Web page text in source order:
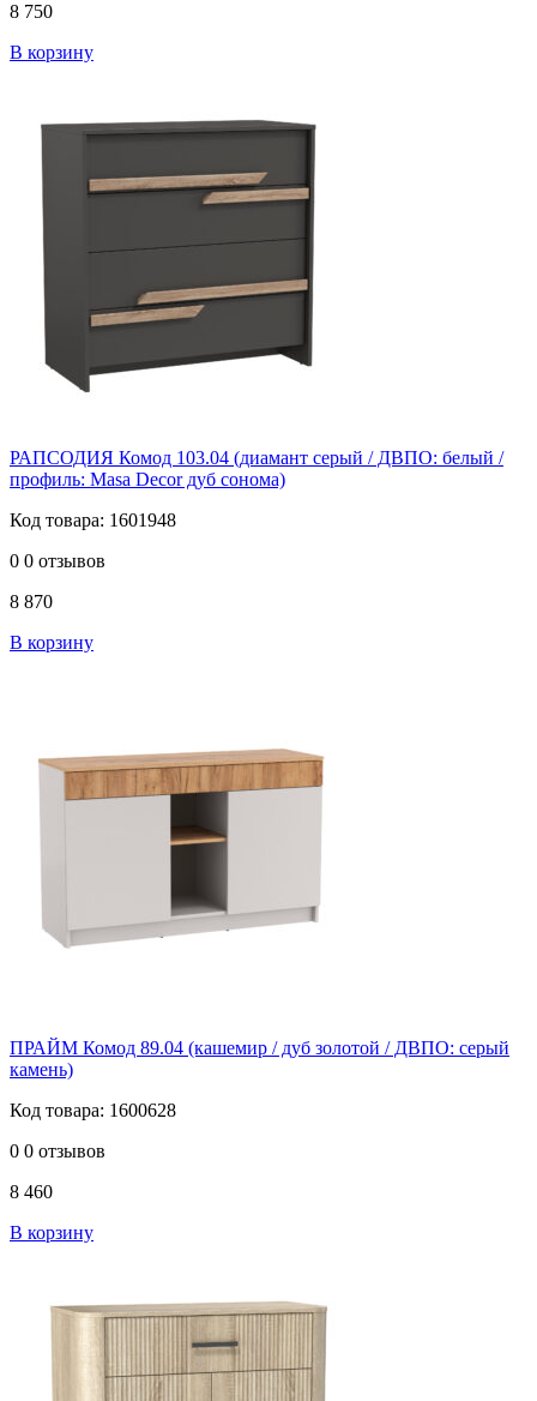
8 750
В корзину
РАПСОДИЯ Комод 103.04 (диамант серый / ДВПО: белый /
профиль: Masa Decor дуб сонома)
Код товара: 1601948
0 0 отзывов
8 870
В корзину
ПРАЙМ Комод 89.04 (кашемир / дуб золотой / ДВПО: серый
камень)
Код товара: 1600628
0 0 отзывов
8 460
В корзину